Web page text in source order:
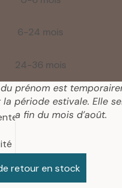
6-24 mois
24-36 mois
prénom est
période estivale. Elle
la fin du mois d’août.
retour en stock